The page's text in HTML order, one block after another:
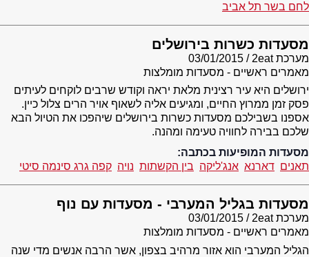
לחם בשר תל אביב
מסעדות כשרות בירושלים
מערכת 2eat
03/01/2015
מאמרים ראשיים - מסעדות מומלצות
ירושלים היא עיר רצינית מלאת יראה וקודש שרבים לוקחים לעיתים
פסק זמן ממרוץ החיים, ומגיעים אליה לשאוף אויר הרים צלול כיין.
אספנו בשבילכם מסעדות כשרות בירושלים שיהפכו את הטיול הבא
שלכם בבירה לחוויה טעימה ומהנה.
מסעדות המופיעות בכתבה:
תאנים דארנא אנג'ליקה בין הקשתות נויה קפה גרג סינמה סיטי
מסעדות בגליל המערבי - מסעדות עם נוף
מערכת 2eat
03/01/2015
מאמרים ראשיים - מסעדות מומלצות
הגליל המערבי הוא אזור מרהיב בצפון, אשר הרבה אנשים מדי שנה